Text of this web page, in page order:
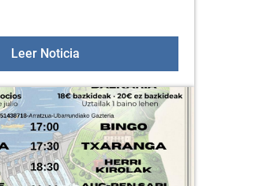
Leer Noticia